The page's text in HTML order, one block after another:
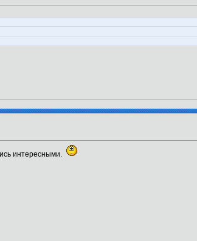
интересными.